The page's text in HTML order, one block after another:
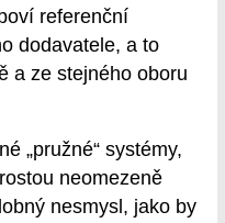
referenční
dodavatele, a to
a ze stejného oboru
„pružné“ systémy,
neomezeně
nesmysl, jako by